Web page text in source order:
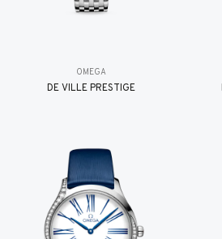
OMEGA
DE VILLE PRESTIGE